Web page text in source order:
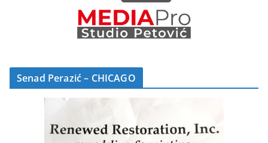
Senad Perazić – CHICAGO